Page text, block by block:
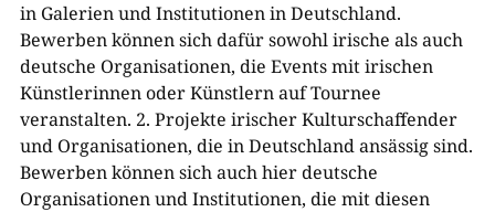
in Galerien und Institutionen in Deutschland.
Bewerben können sich dafür sowohl irische als auch
deutsche Organisationen, die Events mit irischen
Künstlerinnen oder Künstlern auf Tournee
veranstalten. 2. Projekte irischer Kulturschaffender
und Organisationen, die in Deutschland ansässig sind.
Bewerben können sich auch hier deutsche
Organisationen und Institutionen, die mit diesen